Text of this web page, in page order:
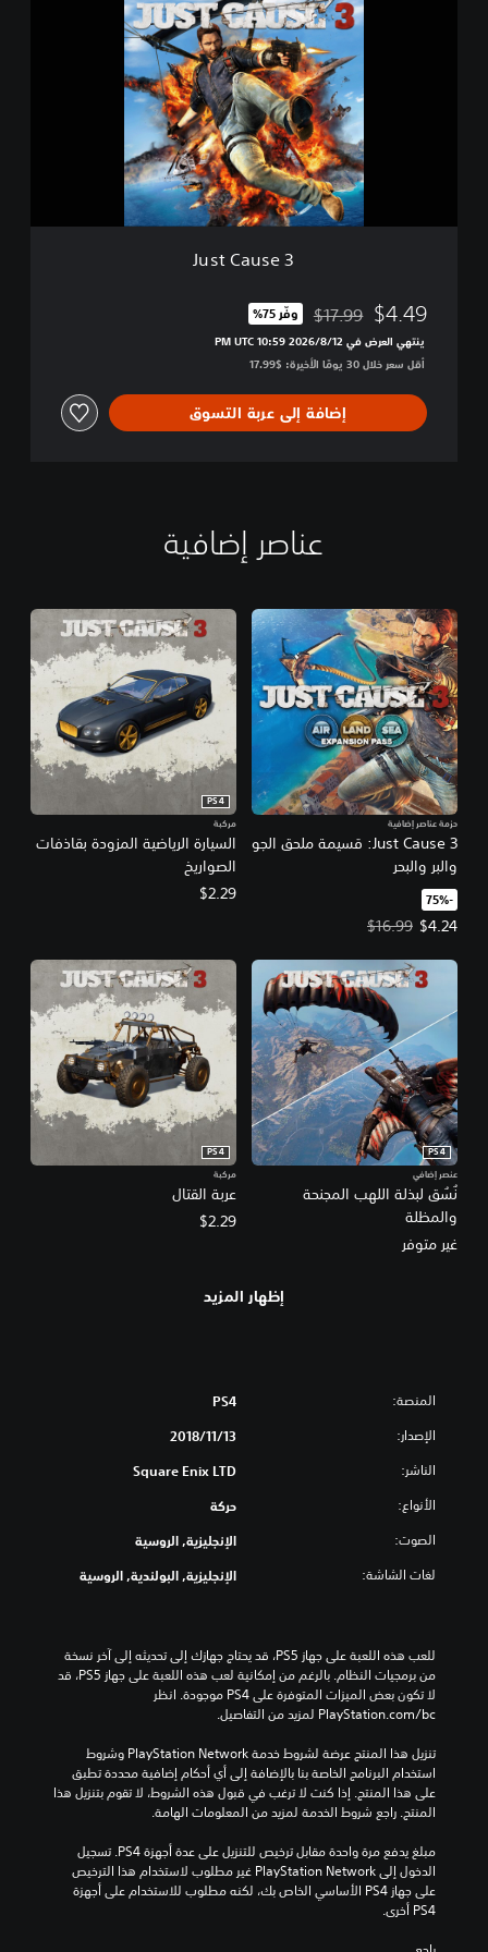
Just Cause 3
$4.49 مخصوم من السعر الأصلي البالغ $17.99‏
$17.99 وفّر 75%‏
ينتهي العرض في 12‏/8‏/2026 10:59 PM UTC‏
أقل سعر خلال 30 يومًا الأخيرة: $17.99‏
إضافة إلى عربة التسوق
عناصر إضافية
Just Cause 3: قسيمة ملحق الجو
والبر والبحر
حزمة عناصر إضافية
‏-75%‏
$4.24
سعر العرض $4.24‏. السعر الأصلي، $16.99‏.
$16.99
السيارة الرياضية المزودة بقاذفات
الصواريخ
PS4
مركبة
$2.29
نُسُق لبذلة اللهب المجنحة
والمظلة
PS4
عنصر إضافي
غير متوفر
عربة القتال
PS4
مركبة
$2.29
إظهار المزيد
المنصة: PS4
الإصدار: 13‏/11‏/2018
الناشر: Square Enix LTD
الأنواع: حركة
الصوت: الإنجليزية, الروسية
لغات الشاشة: الإنجليزية, البولندية, الروسية
‎PlayStation.com/bc لمزيد من التفاصيل.
المنتج. راجع شروط الخدمة لمزيد من المعلومات الهامة.
PS4 أخرى.